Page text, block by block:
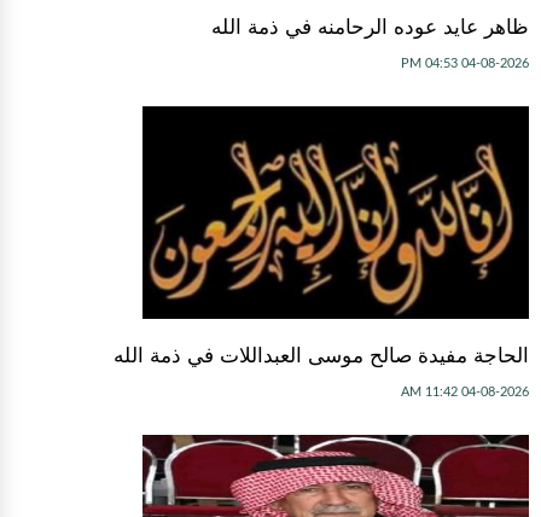
ظاهر عايد عوده الرحامنه في ذمة الله
04-08-2026 04:53 PM
الحاجة مفيدة صالح موسى العبداللات في ذمة الله
04-08-2026 11:42 AM